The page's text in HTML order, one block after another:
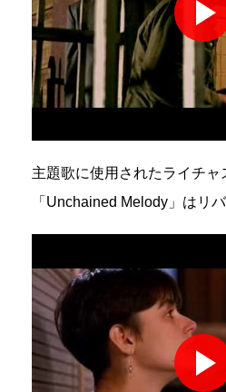
主題歌に使用されたライチャ
「Unchained Melody」はリ